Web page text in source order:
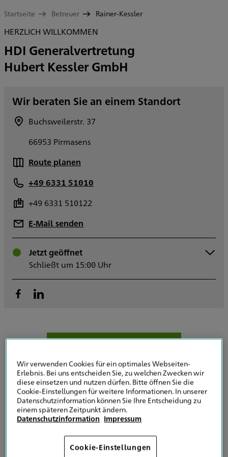
Startseite Betreuer Rainer-Kessler
HERZLICH WILLKOMMEN
HDI Generalvertretung
Hubert Kessler GmbH
Wir beraten Sie an einem Standort
Buchsweilerstr. 37
66953 Pirmasens
Route planen
+49 6331 51010
+49 6331 510122
E-Mail senden
Jetzt geöffnet
Schließt um 15:00 Uhr
Montag
Dienstag
Mittwoch
08:00 - 17:00
Donnerstag
Freitag
Sowie nach Vereinbarung
Ihr Ansprechpartner in Sachen Versicherung
und Vorsorge in Pirmasens
Wir verwenden Cookies für ein optimales Webseiten-
Erlebnis. Bei uns entscheiden Sie, zu welchen Zwecken wir
diese einsetzen und nutzen dürfen. Bitte öffnen Sie die
Cookie-Einstellungen für weitere Informationen. In unserer
Datenschutzinformation können Sie Ihre Entscheidung zu
einem späteren Zeitpunkt ändern.
Datenschutzinformation Impressum
Cookie-Einstellungen